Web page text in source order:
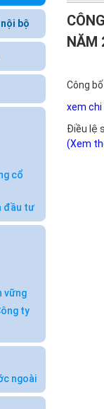
NĂM
Công
xem
Điều lệ
(Xem
bộ
cổ
đầu tư
vững
ty
ngoài